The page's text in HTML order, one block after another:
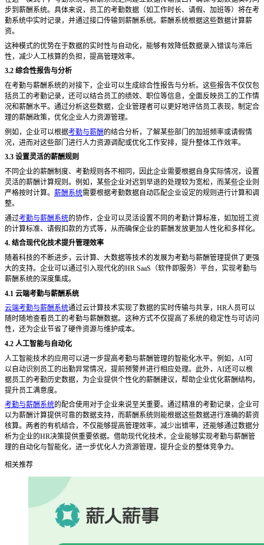
步到薪酬系统。具体来说，员工的考勤数据（如工作时长、请假、加班等）将在考
勤系统中实时记录，并通过接口传输到薪酬系统。薪酬系统根据这些数据计算薪
资。
这种模式的优势在于数据的实时性与自动化，能够有效降低数据录入错误与滞后
性，减少人工核算的负担，提高管理效率。
3.2 综合性报告与分析
在考勤与薪酬系统的对接下，企业可以生成综合性报告与分析。这些报告不仅仅包
括员工的考勤记录，还可以结合员工的绩效、职位等信息，全面反映员工的工作情
况和薪酬水平。通过分析这些数据，企业管理者可以更好地评估员工表现，制定合
理的薪酬政策，优化企业人力资源管理。
例如，企业可以根据考勤与薪酬的结合分析，了解某些部门的加班频率或请假情
况，进而对这些部门进行人力资源调配或优化工作安排，提升整体工作效率。
3.3 设置灵活的薪酬规则
不同企业的薪酬制度、考勤规则各不相同，因此企业需要根据自身实际情况，设置
灵活的薪酬计算规则。例如，某些企业对迟到早退的处理较为宽松，而某些企业则
严格按时计算。 薪酬系统需要根据考勤数据自动匹配企业设定的规则进行计算和调
整。
通过考勤与薪酬系统的协作，企业可以灵活设置不同的考勤计算标准，如加班工资
的计算标准、请假扣款的方式等，从而确保企业的薪酬发放更加人性化和多样化。
4. 结合现代化技术提升管理效率
随着科技的不断进步，云计算、大数据等技术的发展为考勤与薪酬管理提供了更强
大的支持。企业可以通过引入现代化的HR SaaS（软件即服务）平台，实现考勤与
薪酬系统的深度集成。
4.1 云端考勤与薪酬系统
云端考勤与薪酬系统通过云计算技术实现了数据的实时传输与共享， HR人员可以
随时随地查看员工的考勤与薪酬数据。这种方式不仅提高了系统的稳定性与可访问
性，还为企业节省了硬件资源与维护成本。
4.2 人工智能与自动化
人工智能技术的应用可以进一步提高考勤与薪酬管理的智能化水平。例如， AI可
以自动识别员工的出勤异常情况，提前预警并进行相应处理。此外，AI还可以根
据员工的考勤历史数据，为企业提供个性化的薪酬建议，帮助企业优化薪酬结构，
提升员工满意度。
考勤与薪酬系统的配合使用对于企业来说至关重要。通过精准的考勤记录，企业可
以为薪酬计算提供可靠的数据支持，而薪酬系统则能根据这些数据进行准确的薪资
核算。两者的有机结合，不仅能够提高管理效率，减少出错率，还能够通过数据分
析为企业的HR决策提供重要依据。借助现代化技术，企业能够实现考勤与薪酬管
理的自动化与智能化，进一步优化人力资源管理，提升企业的整体竞争力。
相关推荐